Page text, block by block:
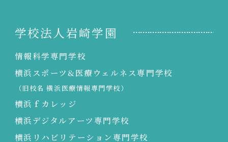
学校法人岩崎学園
情報科学専門学校
横浜スポーツ&医療ウェルネス専門学校
（旧校名 横浜医療情報専門学校）
横浜ｆカレッジ
横浜デジタルアーツ専門学校
横浜リハビリテーション専門学校